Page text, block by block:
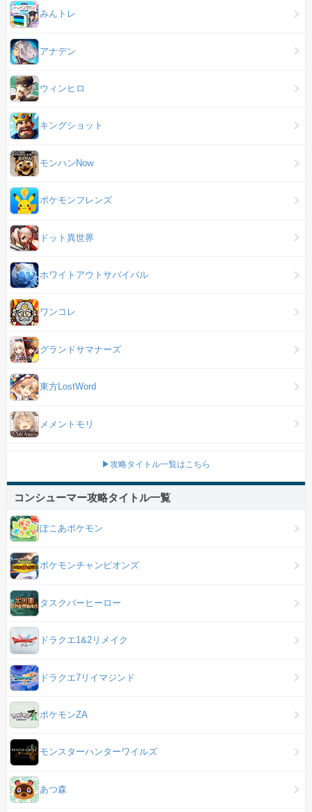
みんトレ
アナデン
ウィンヒロ
キングショット
モンハンNow
ポケモンフレンズ
ドット異世界
ホワイトアウトサバイバル
ワンコレ
グランドサマナーズ
東方LostWord
メメントモリ
▶攻略タイトル一覧はこちら
コンシューマー攻略タイトル一覧
ぽこあポケモン
ポケモンチャンピオンズ
タスクバーヒーロー
ドラクエ1&2リメイク
ドラクエ7リイマジンド
ポケモンZA
モンスターハンターワイルズ
あつ森